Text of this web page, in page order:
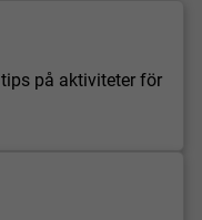
på aktiviteter för